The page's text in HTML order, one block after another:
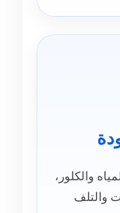
والكلور،
والتلف